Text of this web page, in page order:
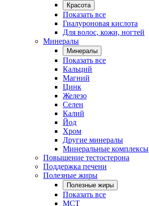
Красота
Показать все
Гиалуроновая кислота
Для волос, кожи, ногтей
Минералы
Минералы
Показать все
Кальций
Магний
Цинк
Железо
Селен
Калий
Йод
Хром
Другие минералы
Минеральные комплексы
Повышение тестостерона
Поддержка печени
Полезные жиры
Полезные жиры
Показать все
MCT